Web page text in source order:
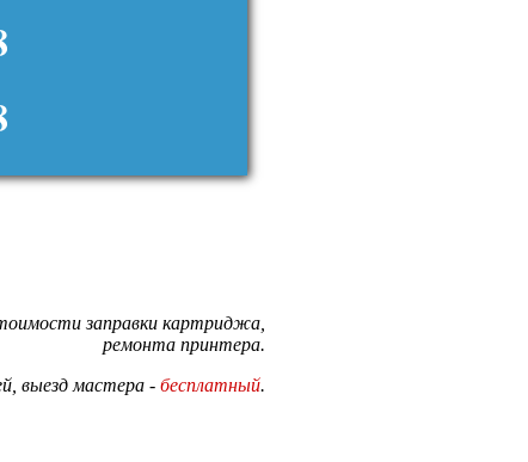
заправки картриджа,
ремонта принтера.
выезд мастера - бесплатный.